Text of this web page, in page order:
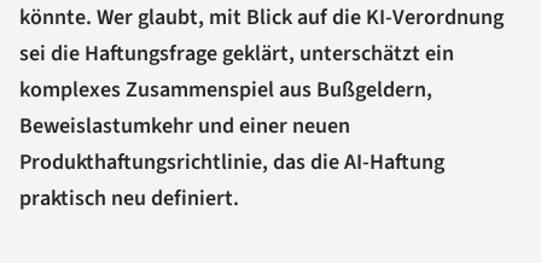
könnte. Wer glaubt, mit Blick auf die KI-Verordnung
sei die Haftungsfrage geklärt, unterschätzt ein
komplexes Zusammenspiel aus Bußgeldern,
Beweislastumkehr und einer neuen
Produkthaftungsrichtlinie, das die AI-Haftung
praktisch neu definiert.